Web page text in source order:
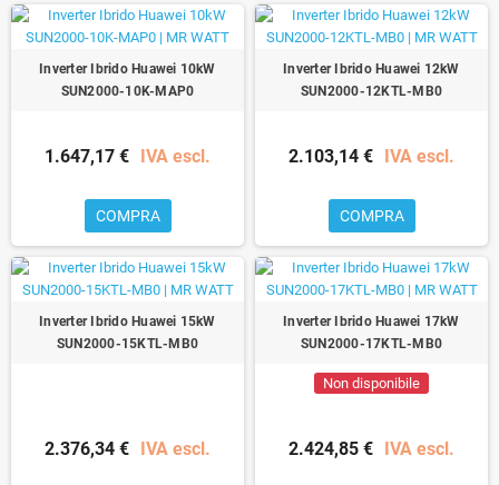
Inverter Ibrido Huawei 10kW
SUN2000-10K-MAP0
1.647,17 € IVA escl.
COMPRA
Inverter Ibrido Huawei 12kW
SUN2000-12KTL-MB0
2.103,14 € IVA escl.
COMPRA
Inverter Ibrido Huawei 15kW
SUN2000-15KTL-MB0
2.376,34 € IVA escl.
Inverter Ibrido Huawei 17kW
SUN2000-17KTL-MB0
Non disponibile
2.424,85 € IVA escl.